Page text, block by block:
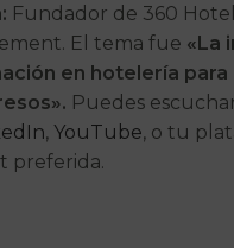
Fundador de 360 Hotel
El tema fue «La
en hotelería
Puedes
, YouTube, o tu
preferida.